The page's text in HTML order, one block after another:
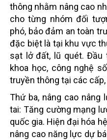
thông nhằm nâng cao
cho từng nhóm đối
phó, bảo đảm an toàn
đặc biệt là tại khu vực
sạt lở đất, lũ quét. Đầu
khoa học, công nghệ
truyền thông tại các
Thứ ba, nâng cao nâng
tai: Tăng cường mạng
quốc gia. Hiện đại hóa
nâng cao năng lực dự